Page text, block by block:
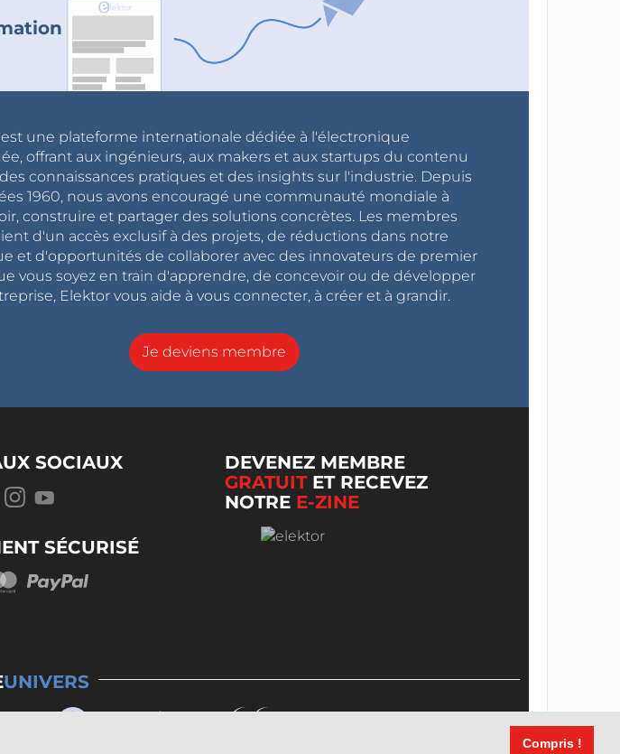
Compris !
une plateforme internationale dédiée à l'électronique
offrant aux ingénieurs, aux makers et aux startups du contenu
connaissances pratiques et des insights sur l'industrie. Depuis
1960, nous avons encouragé une communauté mondiale à
construire et partager des solutions concrètes. Les membres
d'un accès exclusif à des projets, de réductions dans notre
et d'opportunités de collaborer avec des innovateurs de premier
vous soyez en train d'apprendre, de concevoir ou de développer
Elektor vous aide à vous connecter, à créer et à grandir.
Je deviens membre
SOCIAUX
SÉCURISÉ
DEVENEZ MEMBRE
GRATUITET RECEVEZ
NOTRE E-ZINE
UNIVERS